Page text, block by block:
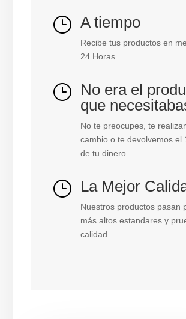
} A tiempo
Recibe tus productos en
24 Horas
} No era el
que
No te preocupes, te
cambio o te devolvemos el
de tu dinero.
} La Mejor
Nuestros productos pasan
más altos estandares y
calidad.